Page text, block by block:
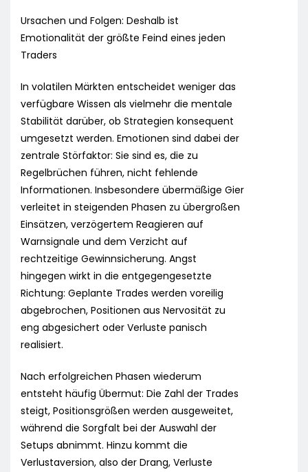
Ursachen und Folgen: Deshalb ist
Emotionalität der größte Feind eines jeden
Traders
In volatilen Märkten entscheidet weniger das
verfügbare Wissen als vielmehr die mentale
Stabilität darüber, ob Strategien konsequent
umgesetzt werden. Emotionen sind dabei der
zentrale Störfaktor: Sie sind es, die zu
Regelbrüchen führen, nicht fehlende
Informationen. Insbesondere übermäßige Gier
verleitet in steigenden Phasen zu übergroßen
Einsätzen, verzögertem Reagieren auf
Warnsignale und dem Verzicht auf
rechtzeitige Gewinnsicherung. Angst
hingegen wirkt in die entgegengesetzte
Richtung: Geplante Trades werden voreilig
abgebrochen, Positionen aus Nervosität zu
eng abgesichert oder Verluste panisch
realisiert.
Nach erfolgreichen Phasen wiederum
entsteht häufig Übermut: Die Zahl der Trades
steigt, Positionsgrößen werden ausgeweitet,
während die Sorgfalt bei der Auswahl der
Setups abnimmt. Hinzu kommt die
Verlustaversion, also der Drang, Verluste